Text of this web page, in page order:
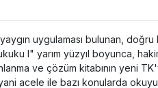
uygulaması bulunan,
I" yarım yüzyıl boyunca,
ve çözüm kitabının yeni
acele ile bazı konularda